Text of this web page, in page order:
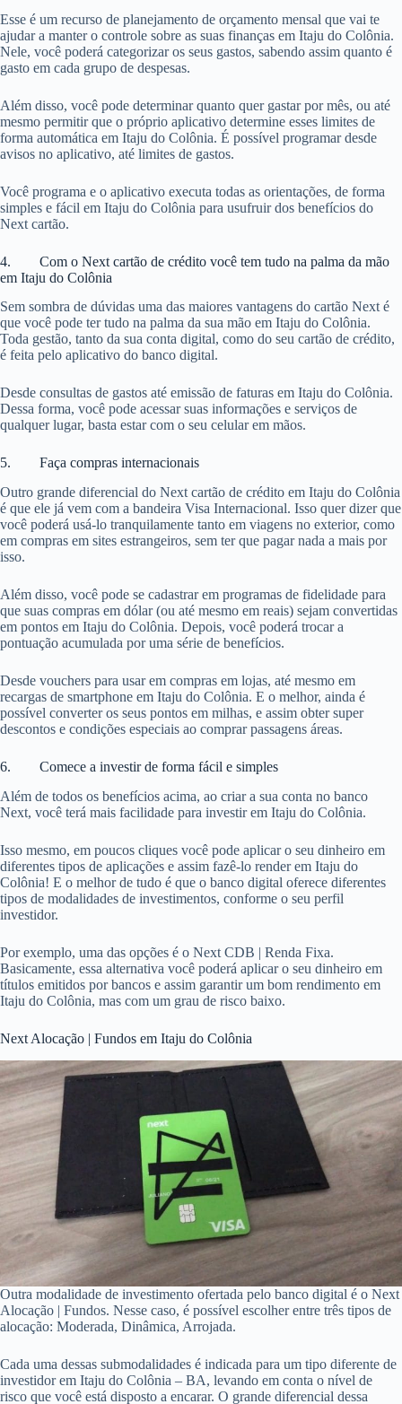
Esse é um recurso de planejamento de orçamento mensal que vai te
ajudar a manter o controle sobre as suas finanças em Itaju do Colônia.
Nele, você poderá categorizar os seus gastos, sabendo assim quanto é
gasto em cada grupo de despesas.
Além disso, você pode determinar quanto quer gastar por mês, ou até
mesmo permitir que o próprio aplicativo determine esses limites de
forma automática em Itaju do Colônia. É possível programar desde
avisos no aplicativo, até limites de gastos.
Você programa e o aplicativo executa todas as orientações, de forma
simples e fácil em Itaju do Colônia para usufruir dos benefícios do
Next cartão.
4. Com o Next cartão de crédito você tem tudo na palma da mão
em Itaju do Colônia
Sem sombra de dúvidas uma das maiores vantagens do cartão Next é
que você pode ter tudo na palma da sua mão em Itaju do Colônia.
Toda gestão, tanto da sua conta digital, como do seu cartão de crédito,
é feita pelo aplicativo do banco digital.
Desde consultas de gastos até emissão de faturas em Itaju do Colônia.
Dessa forma, você pode acessar suas informações e serviços de
qualquer lugar, basta estar com o seu celular em mãos.
5. Faça compras internacionais
Outro grande diferencial do Next cartão de crédito em Itaju do Colônia
é que ele já vem com a bandeira Visa Internacional. Isso quer dizer que
você poderá usá-lo tranquilamente tanto em viagens no exterior, como
em compras em sites estrangeiros, sem ter que pagar nada a mais por
isso.
Além disso, você pode se cadastrar em programas de fidelidade para
que suas compras em dólar (ou até mesmo em reais) sejam convertidas
em pontos em Itaju do Colônia. Depois, você poderá trocar a
pontuação acumulada por uma série de benefícios.
Desde vouchers para usar em compras em lojas, até mesmo em
recargas de smartphone em Itaju do Colônia. E o melhor, ainda é
possível converter os seus pontos em milhas, e assim obter super
descontos e condições especiais ao comprar passagens áreas.
6. Comece a investir de forma fácil e simples
Além de todos os benefícios acima, ao criar a sua conta no banco
Next, você terá mais facilidade para investir em Itaju do Colônia.
Isso mesmo, em poucos cliques você pode aplicar o seu dinheiro em
diferentes tipos de aplicações e assim fazê-lo render em Itaju do
Colônia! E o melhor de tudo é que o banco digital oferece diferentes
tipos de modalidades de investimentos, conforme o seu perfil
investidor.
Por exemplo, uma das opções é o Next CDB | Renda Fixa.
Basicamente, essa alternativa você poderá aplicar o seu dinheiro em
títulos emitidos por bancos e assim garantir um bom rendimento em
Itaju do Colônia, mas com um grau de risco baixo.
Next Alocação | Fundos em Itaju do Colônia
Outra modalidade de investimento ofertada pelo banco digital é o Next
Alocação | Fundos. Nesse caso, é possível escolher entre três tipos de
alocação: Moderada, Dinâmica, Arrojada.
Cada uma dessas submodalidades é indicada para um tipo diferente de
investidor em Itaju do Colônia – BA, levando em conta o nível de
risco que você está disposto a encarar. O grande diferencial dessa